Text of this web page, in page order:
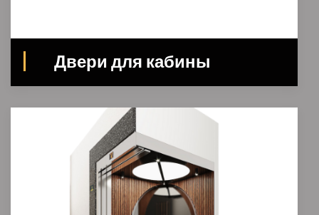
Двери для кабины